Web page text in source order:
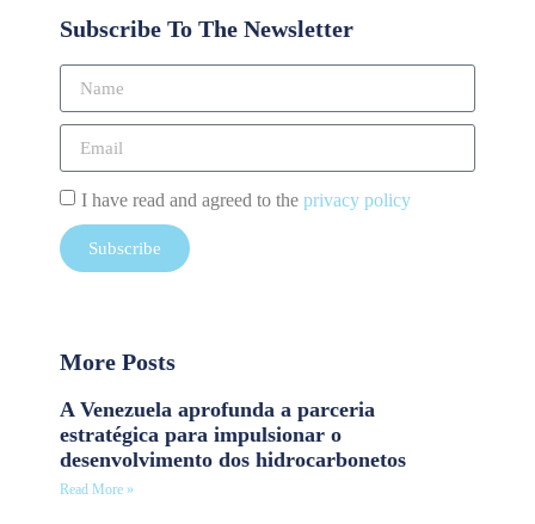
Subscribe To The Newsletter
I have read and agreed to the privacy policy
Subscribe
More Posts
A Venezuela aprofunda a parceria
estratégica para impulsionar o
desenvolvimento dos hidrocarbonetos
Read More »